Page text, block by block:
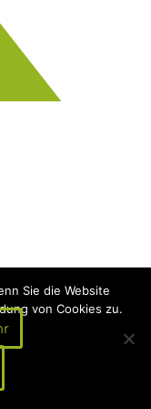
Termin
Sie die Website
von Cookies zu.